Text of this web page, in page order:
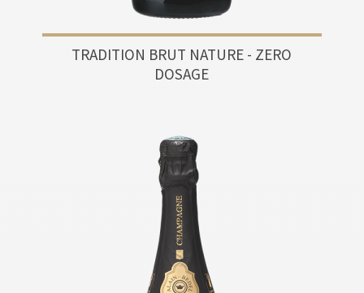
TRADITION BRUT NATURE - ZERO
DOSAGE